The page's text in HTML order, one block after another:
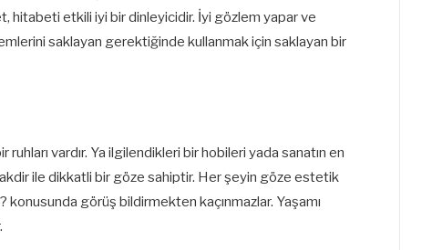
hitabeti etkili iyi bir dinleyicidir. İyi gözlem yapar ve
saklayan gerektiğinde kullanmak için saklayan bir
vardır. Ya ilgilendikleri bir hobileri yada sanatın en
ile dikkatli bir göze sahiptir. Her şeyin göze estetik
görüş bildirmekten kaçınmazlar. Yaşamı